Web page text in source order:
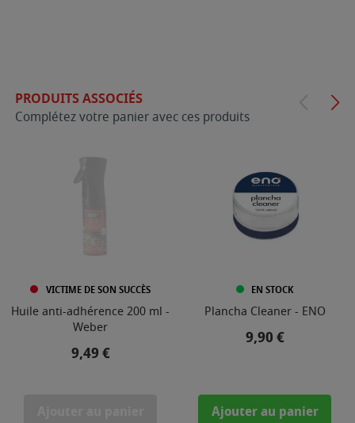
PRODUITS ASSOCIÉS
Complétez votre panier avec ces produits
VICTIME DE SON SUCCÈS
Huile anti-adhérence 200 ml -
Weber
Prix
9,49 €
EN STOCK
Plancha Cleaner - ENO
Prix
9,90 €
Ajouter au panier